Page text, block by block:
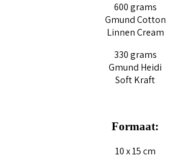
600 grams
Gmund Cotton
Linnen Cream
330 grams
Gmund Heidi
Soft Kraft
Formaat:
10 x 15 cm